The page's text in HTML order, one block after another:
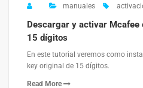
manuales
Descargar y activar Mcafee
15 dígitos
En este tutorial veremos como
key original de 15 dígitos.
Read More